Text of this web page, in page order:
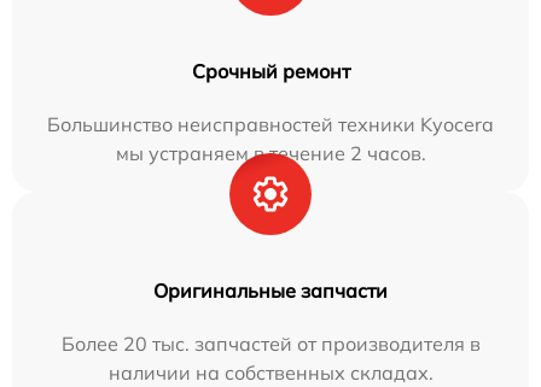
Срочный ремонт
Большинство неисправностей техники Kyocera
мы устраняем в течение 2 часов.
Оригинальные запчасти
Более 20 тыс. запчастей от производителя в
наличии на собственных складах.